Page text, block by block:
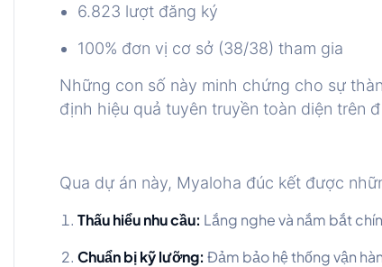
6.823 lượt đăng ký
100% đơn vị cơ sở (38/38) tham gia
Những con số này minh chứng cho sự
định hiệu quả tuyên truyền toàn diện trên
Qua dự án này, Myaloha đúc kết được
Thấu hiểu nhu cầu: Lắng nghe và nắm bắt
Chuẩn bị kỹ lưỡng: Đảm bảo hệ thống vận